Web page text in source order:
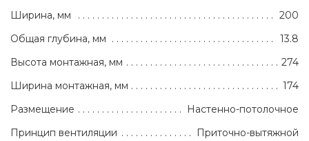
Ширина, мм
200
Общая глубина, мм
13.8
Высота монтажная, мм
274
Ширина монтажная, мм
174
Размещение
Настенно-потолочное
Принцип вентиляции
Приточно-вытяжной